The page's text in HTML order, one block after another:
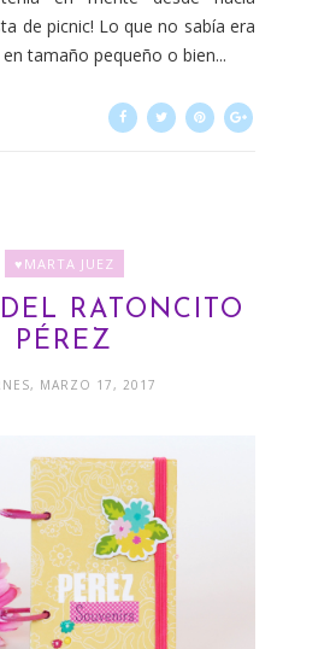
de picnic! Lo que no sabía era
tamaño pequeño o bien...
♥MARTA JUEZ
RATONCITO
PÉREZ
MARZO 17, 2017